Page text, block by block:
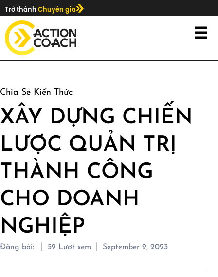
Trở thành Chuyên gia
Chia Sẻ Kiến Thức
XÂY DỰNG CHIẾN
LƯỢC QUẢN TRỊ
THÀNH CÔNG
CHO DOANH
NGHIỆP
Đăng bởi: 59 Lượt xem September 9, 2023